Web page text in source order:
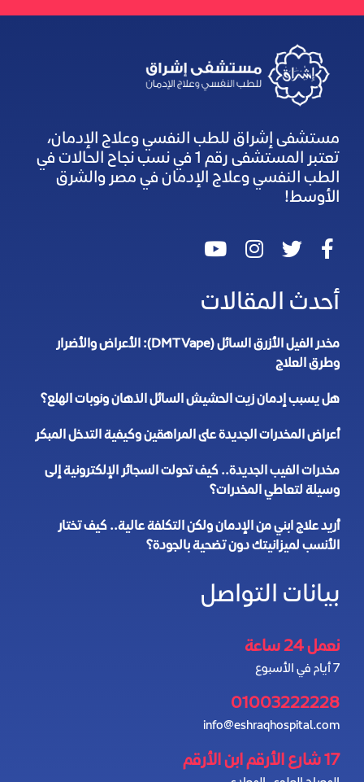
مستشفى إشراق للطب النفسي وعلاج الإدمان،
تعتبر المستشفى رقم 1 في نسب نجاح الحالات في
الطب النفسي وعلاج الإدمان في مصر والشرق
الأوسط!
أحدث المقالات
مخدر الفيل الأزرق السائل (DMT Vape): الأعراض والأضرار
وطرق العلاج
هل يسبب إدمان زيت الحشيش السائل الذهان ونوبات الهلع؟
أعراض المخدرات الجديدة على المراهقين وكيفية التدخل المبكر
مخدرات الفيب الجديدة.. كيف تحولت السجائر الإلكترونية إلى
وسيلة لتعاطي المخدرات؟
أريد علاج ابني من الإدمان ولكن التكلفة عالية.. كيف تختار
الأنسب لميزانيتك دون تضحية بالجودة؟
بيانات التواصل
نعمل 24 ساعة
7 أيام في الأسبوع
01003222228
info@eshraqhospital.com
17 شارع الأرقم ابن الأرقم